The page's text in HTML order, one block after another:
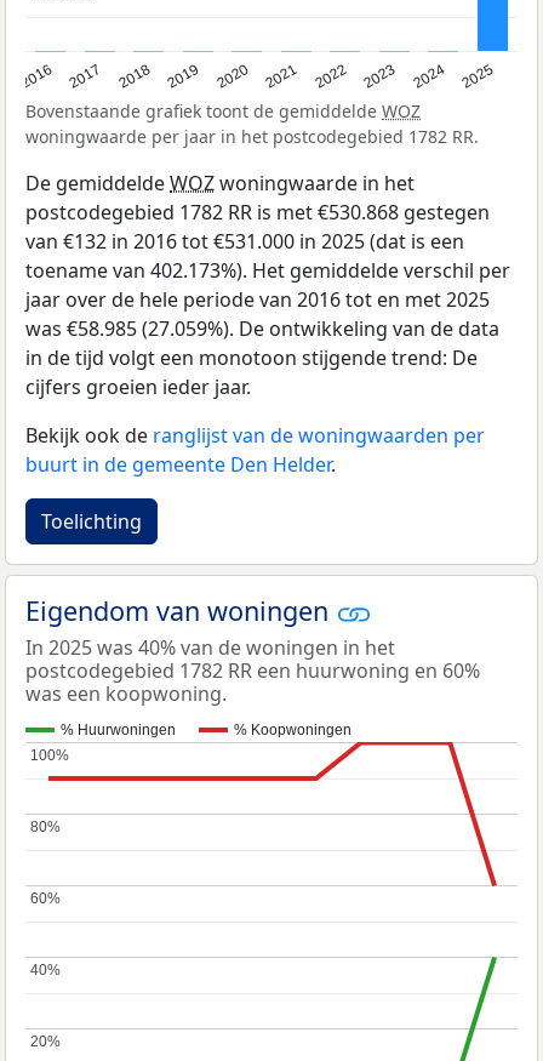
2016 2017 2018 2019 2020 2021 2022 2023 2024 2025
Bovenstaande grafiek toont de gemiddelde WOZ
woningwaarde per jaar in het postcodegebied 1782 RR.
De gemiddeldeWOZwoningwaarde in het
postcodegebied 1782 RR is met €530.868 gestegen
van €132 in 2016 tot €531.000 in 2025 (dat is een
toename van 402.173%). Het gemiddelde verschil per
jaar over de hele periode van 2016 tot en met 2025
was €58.985 (27.059%). De ontwikkeling van de data
in de tijd volgt een monotoon stijgende trend: De
cijfers groeien ieder jaar.
Bekijk ook de ranglijst van de woningwaarden per
buurt in de gemeente Den Helder.
Toelichting
Eigendom van woningen
In 2025 was 40% van de woningen in het
postcodegebied 1782 RR een huurwoning en 60%
was een koopwoning.
% Huurwoningen % Koopwoningen
20%
20%
40%
40%
60%
60%
80%
80%
100%
100%